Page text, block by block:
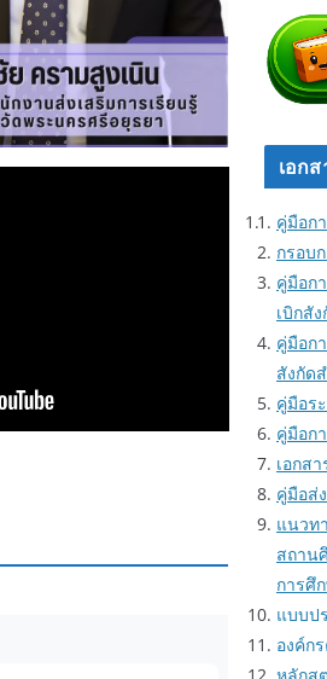
คู่มือ
คู่มือก
เอกส
คู่มือส่
สถาน
การศึ
แบบป
องค์ก
หลักสู
มาตร
เครื่อ
2/
ใบลา
สกร.บั
บันทึก
สกร.
สกร.แ
สกร.แ
บำนา
สกร.
สกร.แ